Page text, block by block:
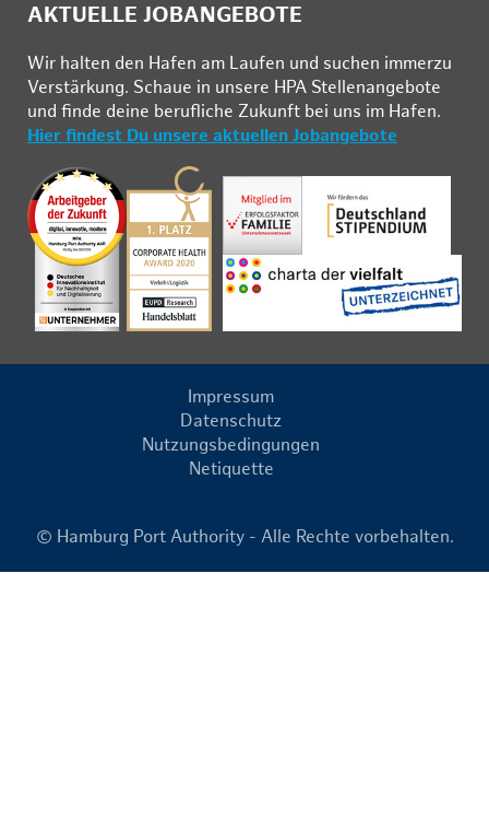
AKTUELLE JOBANGEBOTE
Wir hal­ten den Ha­fen am Lau­fen und su­chen im­mer­zu
Ver­stär­kung. Schau­e in un­se­re HPA Stel­len­an­ge­bo­te
und fin­de deine be­ruf­li­che Zu­kunft bei uns im Ha­fen.
Hier findest Du unsere aktuellen Jobangebote
Impressum
Datenschutz
Nutzungsbedingungen
Netiquette
© Hamburg Port Authority - Alle Rechte vorbehalten.